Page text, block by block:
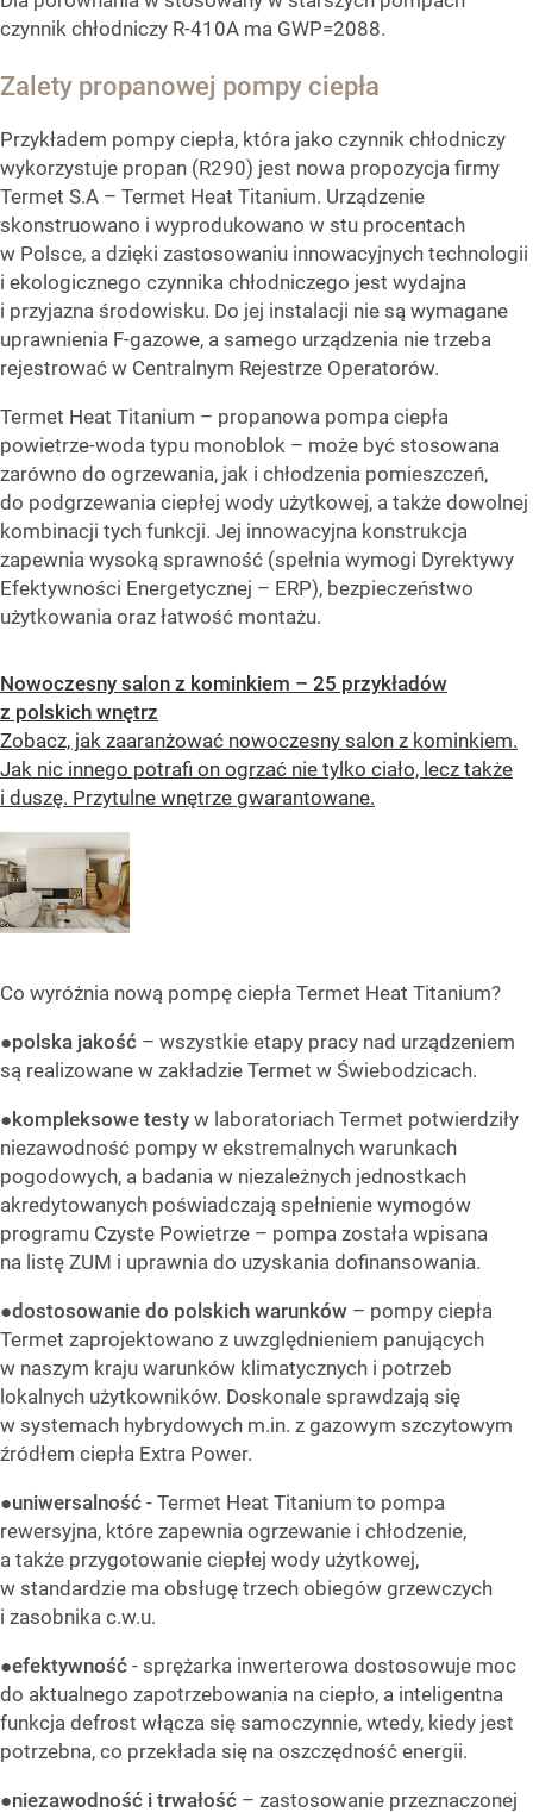
czynnik chłodniczy R-410A ma GWP=2088.
Zalety propanowej pompy ciepła
Przykładem pompy ciepła, która jako czynnik chłodniczy
wykorzystuje propan (R290) jest nowa propozycja firmy
Termet S.A – Termet Heat Titanium. Urządzenie
skonstruowano i wyprodukowano w stu procentach
w Polsce, a dzięki zastosowaniu innowacyjnych technologii
i ekologicznego czynnika chłodniczego jest wydajna
i przyjazna środowisku. Do jej instalacji nie są wymagane
uprawnienia F-gazowe, a samego urządzenia nie trzeba
rejestrować w Centralnym Rejestrze Operatorów.
Termet Heat Titanium – propanowa pompa ciepła
powietrze-woda typu monoblok – może być stosowana
zarówno do ogrzewania, jak i chłodzenia pomieszczeń,
do podgrzewania ciepłej wody użytkowej, a także dowolnej
kombinacji tych funkcji. Jej innowacyjna konstrukcja
zapewnia wysoką sprawność (spełnia wymogi Dyrektywy
Efektywności Energetycznej – ERP), bezpieczeństwo
użytkowania oraz łatwość montażu.
Nowoczesny salon z kominkiem – 25 przykładów
z polskich wnętrz
Zobacz, jak zaaranżować nowoczesny salon z kominkiem.
Jak nic innego potrafi on ogrzać nie tylko ciało, lecz także
i duszę. Przytulne wnętrze gwarantowane.
Co wyróżnia nową pompę ciepła Termet Heat Titanium?
●polska jakość – wszystkie etapy pracy nad urządzeniem
są realizowane w zakładzie Termet w Świebodzicach.
●kompleksowe testy w laboratoriach Termet potwierdziły
niezawodność pompy w ekstremalnych warunkach
pogodowych, a badania w niezależnych jednostkach
akredytowanych poświadczają spełnienie wymogów
programu Czyste Powietrze – pompa została wpisana
na listę ZUM i uprawnia do uzyskania dofinansowania.
●dostosowanie do polskich warunków – pompy ciepła
Termet zaprojektowano z uwzględnieniem panujących
w naszym kraju warunków klimatycznych i potrzeb
lokalnych użytkowników. Doskonale sprawdzają się
w systemach hybrydowych m.in. z gazowym szczytowym
źródłem ciepła Extra Power.
●uniwersalność - Termet Heat Titanium to pompa
rewersyjna, które zapewnia ogrzewanie i chłodzenie,
a także przygotowanie ciepłej wody użytkowej,
w standardzie ma obsługę trzech obiegów grzewczych
i zasobnika c.w.u.
●efektywność - sprężarka inwerterowa dostosowuje moc
do aktualnego zapotrzebowania na ciepło, a inteligentna
funkcja defrost włącza się samoczynnie, wtedy, kiedy jest
potrzebna, co przekłada się na oszczędność energii.
●niezawodność i trwałość – zastosowanie przeznaczonej